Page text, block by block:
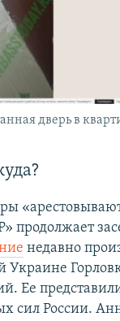
дверь в
продолжает
недавно
Украине
Ее
сил России.